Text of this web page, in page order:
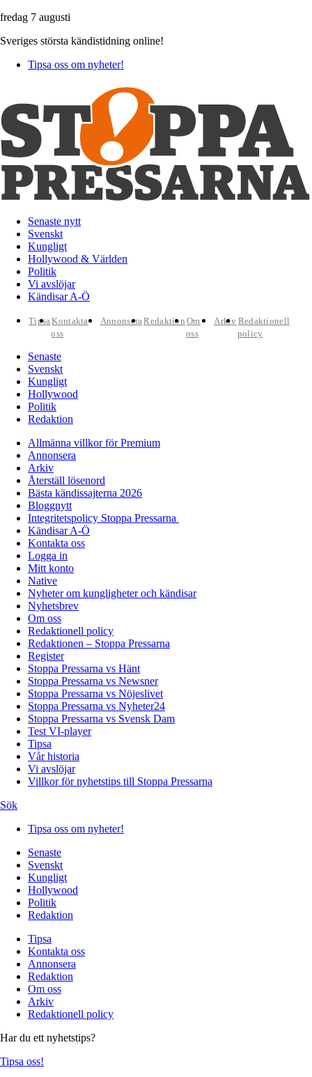
fredag 7 augusti
Sveriges största kändistidning online!
Tipsa oss om nyheter!
Senaste nytt
Svenskt
Kungligt
Hollywood & Världen
Politik
Vi avslöjar
Kändisar A-Ö
TipsaKontakta
oss
AnnonseraRedaktion Om
oss
Arkiv Redaktionell
policy
Senaste
Svenskt
Kungligt
Hollywood
Politik
Redaktion
Allmänna villkor för Premium
Annonsera
Arkiv
Återställ lösenord
Bästa kändissajterna 2026
Bloggnytt
Integritetspolicy Stoppa Pressarna
Kändisar A-Ö
Kontakta oss
Logga in
Mitt konto
Native
Nyheter om kungligheter och kändisar
Nyhetsbrev
Om oss
Redaktionell policy
Redaktionen – Stoppa Pressarna
Register
Stoppa Pressarna vs Hänt
Stoppa Pressarna vs Newsner
Stoppa Pressarna vs Nöjeslivet
Stoppa Pressarna vs Nyheter24
Stoppa Pressarna vs Svensk Dam
Test VI-player
Tipsa
Vår historia
Vi avslöjar
Villkor för nyhetstips till Stoppa Pressarna
Sök
Tipsa oss om nyheter!
Senaste
Svenskt
Kungligt
Hollywood
Politik
Redaktion
Tipsa
Kontakta oss
Annonsera
Redaktion
Om oss
Arkiv
Redaktionell policy
Har du ett nyhetstips?
Tipsa oss!